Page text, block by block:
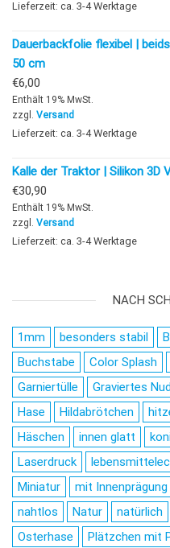
Lieferzeit: ca. 3-4 Werktage
Dauerbackfolie flexibel |
50 cm
€6,00
Enthält 19% MwSt.
zzgl. Versand
Lieferzeit: ca. 3-4 Werktage
Kalle der Traktor | Silikon 3D
€30,90
Enthält 19% MwSt.
zzgl. Versand
Lieferzeit: ca. 3-4 Werktage
NACH
1mm besonders stabil
Buchstabe
Color Splash
Garniertülle
Graviertes
Hase
Hildabrötchen
Häschen
innen glatt
Laserdruck
Miniatur
mit Innenprägung
nahtlos
Natur natürlich
Osterhase
Plätzchen mit